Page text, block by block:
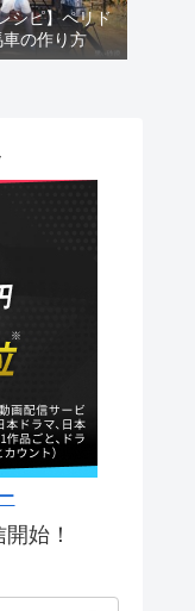
シピ】ペリド
の作り方
始！